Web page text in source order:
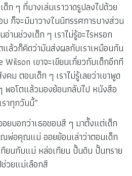
ๆ ที่บางเล่มเราวาดรูปลงไปด้วย
ก็จะมีมาวางในนิทรรศการบางส่วน
านช่วงเด็ก ๆ เราไม่รู้อะไรหรอก
ล้วก็คิดว่ามันส่งผลกับเราเหมือนกัน
Wilson เขาจะเขียนเกี่ยวกับเด็กอีกที
ตอนเด็ก ๆ เราไม่รู้เลยว่าเขาพูด
พอโตแล้วมองย้อนกลับไป หนังสือ
าทุกวันนี้”
อยบอกว่าเธอชอบสี ๆ มาตั้งแต่เด็ก
พ่อคุณแม่ ออยย้อนเล่าว่าตอนเด็ก
ยนกับแม่ หล่อเทียน ปั้นดิน ปั้นทราย
วยแม่เลือกสี